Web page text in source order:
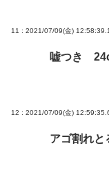
11 : 2021/07/09(金)
嘘つき
12 : 2021/07/09(金)
アゴ割れと